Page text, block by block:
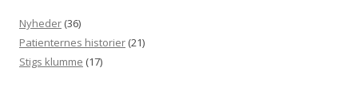
Nyheder (36)
Patienternes historier (21)
Stigs klumme (17)